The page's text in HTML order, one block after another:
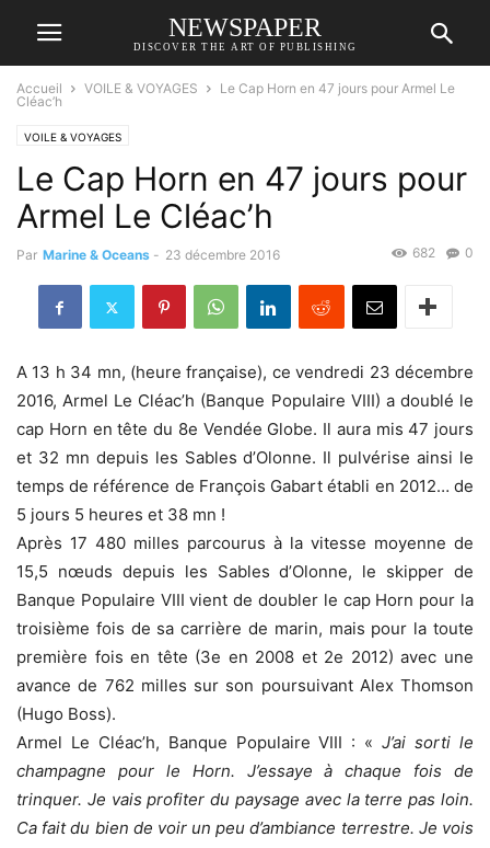
NEWSPAPER
DISCOVER THE ART OF PUBLISHING
Accueil VOILE & VOYAGES
Le Cap Horn en 47 jours pour Armel Le
Cléac’h
VOILE & VOYAGES
Le Cap Horn en 47 jours pour
Armel Le Cléac’h
Par Marine & Oceans - 23 décembre 2016 0
682
A 13 h 34 mn, (heure française), ce vendredi 23 décembre
2016, Armel Le Cléac’h (Banque Populaire VIII) a doublé le
cap Horn en tête du 8e Vendée Globe. Il aura mis 47 jours
et 32 mn depuis les Sables d’Olonne. Il pulvérise ainsi le
temps de référence de François Gabart établi en 2012… de
5 jours 5 heures et 38 mn !
Après 17 480 milles parcourus à la vitesse moyenne de
15,5 nœuds depuis les Sables d’Olonne, le skipper de
Banque Populaire VIII vient de doubler le cap Horn pour la
troisième fois de sa carrière de marin, mais pour la toute
première fois en tête (3e en 2008 et 2e 2012) avec une
avance de 762 milles sur son poursuivant Alex Thomson
(Hugo Boss).
Armel Le Cléac’h, Banque Populaire VIII : «J’ai sorti le
champagne pour le Horn. J’essaye à chaque fois de
trinquer. Je vais profiter du paysage avec la terre pas loin.
Ca fait du bien de voir un peu d’ambiance terrestre. Je vois